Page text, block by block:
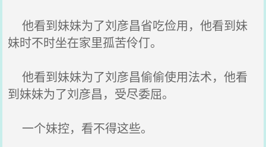
他看到妹妹为了刘彦昌省吃俭用，他看到妹
妹时不时坐在家里孤苦伶仃。
他看到妹妹为了刘彦昌偷偷使用法术，他看
到妹妹为了刘彦昌，受尽委屈。
一个妹控，看不得这些。